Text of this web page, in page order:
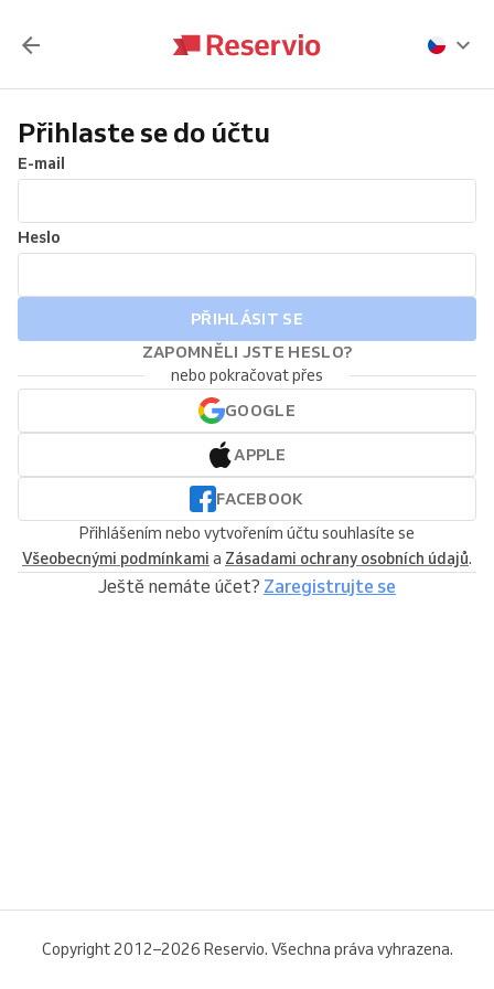
Přihlaste se do účtu
E-mail
Heslo
PŘIHLÁSIT SE
ZAPOMNĚLI JSTE HESLO?
nebo pokračovat přes
GOOGLE
APPLE
FACEBOOK
Přihlášením nebo vytvořením účtu souhlasíte se
Všeobecnými podmínkami a Zásadami ochrany osobních údajů.
Ještě nemáte účet? Zaregistrujte se
Copyright 2012–2026 Reservio. Všechna práva vyhrazena.